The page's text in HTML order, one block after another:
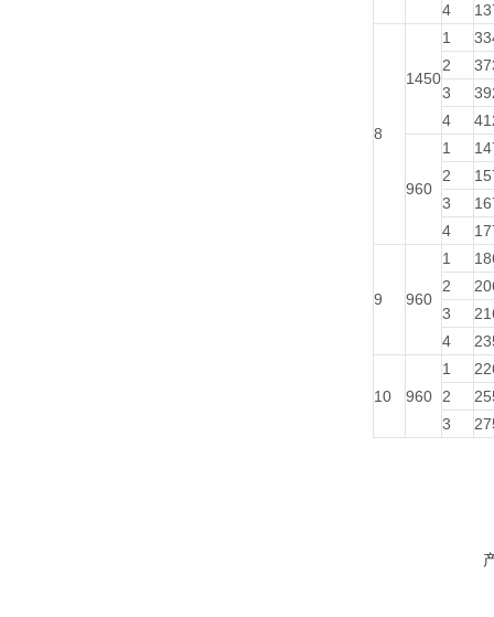
4
8
1450
1
2
3
4
960
1
2
3
4
9 960
1
2
3
4
10 960
1
2
3